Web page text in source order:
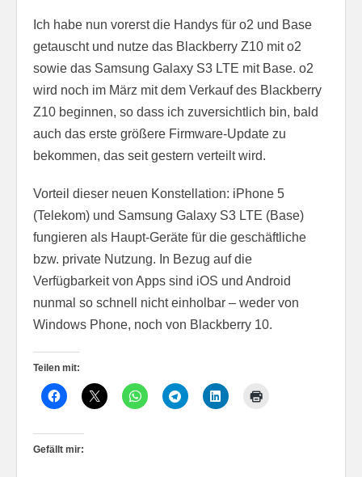
Ich habe nun vorerst die Handys für o2 und Base
getauscht und nutze das Blackberry Z10 mit o2
sowie das Samsung Galaxy S3 LTE mit Base. o2
wird noch im März mit dem Verkauf des Blackberry
Z10 beginnen, so dass ich zuversichtlich bin, bald
auch das erste größere Firmware-Update zu
bekommen, das seit gestern verteilt wird.
Vorteil dieser neuen Konstellation: iPhone 5
(Telekom) und Samsung Galaxy S3 LTE (Base)
fungieren als Haupt-Geräte für die geschäftliche
bzw. private Nutzung. In Bezug auf die
Verfügbarkeit von Apps sind iOS und Android
nunmal so schnell nicht einholbar – weder von
Windows Phone, noch von Blackberry 10.
Teilen mit:
Gefällt mir: